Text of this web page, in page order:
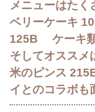
メニューはた
ベリーケーキ
125B ケーキ類
そしてオスス
米のピンス
イとのコラボも